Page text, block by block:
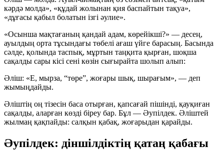
кәрдә молда», «құдай жолынан қия баспайтын тақуа»,
«дұғасы қабыл болатын ізгі әулие».
«Осынша мақтағаның қандай адам, көрейікші?» — десең,
ауылдың орта тұсындағы төбелі ағаш үйге барасың. Басында
сәлде, қолында таспық, мұртын таңқита қырған, шоқша
сақалды сары кісі сені көзін сығырайта шолып алып:
Әліш: «Е, мырза, “төре”, жоғары шық, шырағым», — деп
жымыңдайды.
Әліштің оң тізесін баса отырған, қапсағай пішінді, қауқиған
сақалды, аларған көзді біреу бар. Бұл — Әупілдек. Әліштей
жылмаң қақпайды: салқын қабақ, жоғарыдан қарайды.
Әупілдек: діншілдіктің қатаң қабағы